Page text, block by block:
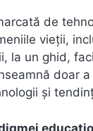
de
vieții,
la un ghid,
doar
și